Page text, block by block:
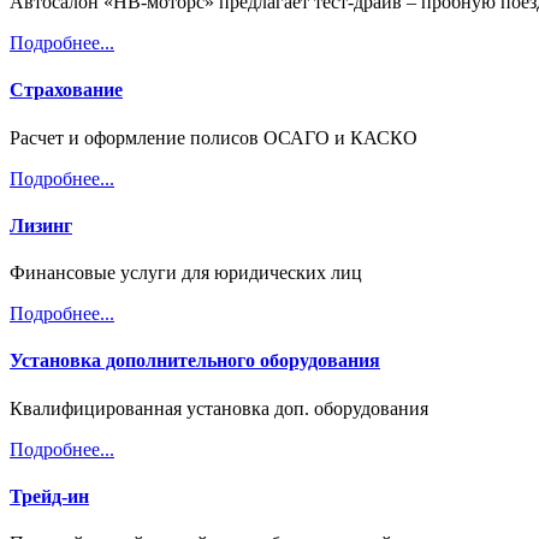
Подробнее...
Страхование
Расчет и оформление полисов ОСАГО и КАСКО
Подробнее...
Лизинг
Финансовые услуги для юридических лиц
Подробнее...
Установка дополнительного оборудования
Квалифицированная установка доп. оборудования
Подробнее...
Трейд-ин